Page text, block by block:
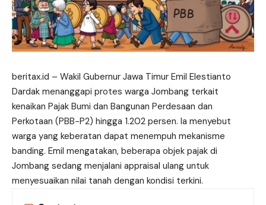
beritax.id – Wakil Gubernur Jawa Timur Emil Elestianto
Dardak menanggapi protes warga Jombang terkait
kenaikan Pajak Bumi dan Bangunan Perdesaan dan
Perkotaan (PBB-P2) hingga 1.202 persen. Ia menyebut
warga yang keberatan dapat menempuh mekanisme
banding. Emil mengatakan, beberapa objek pajak di
Jombang sedang menjalani appraisal ulang untuk
menyesuaikan nilai tanah dengan kondisi terkini.